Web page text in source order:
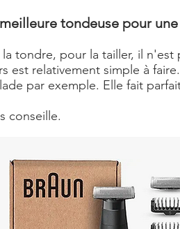
tondeuse pour
tondre, pour la tailler, il
est relativement simple à
par exemple. Elle fait
conseille.